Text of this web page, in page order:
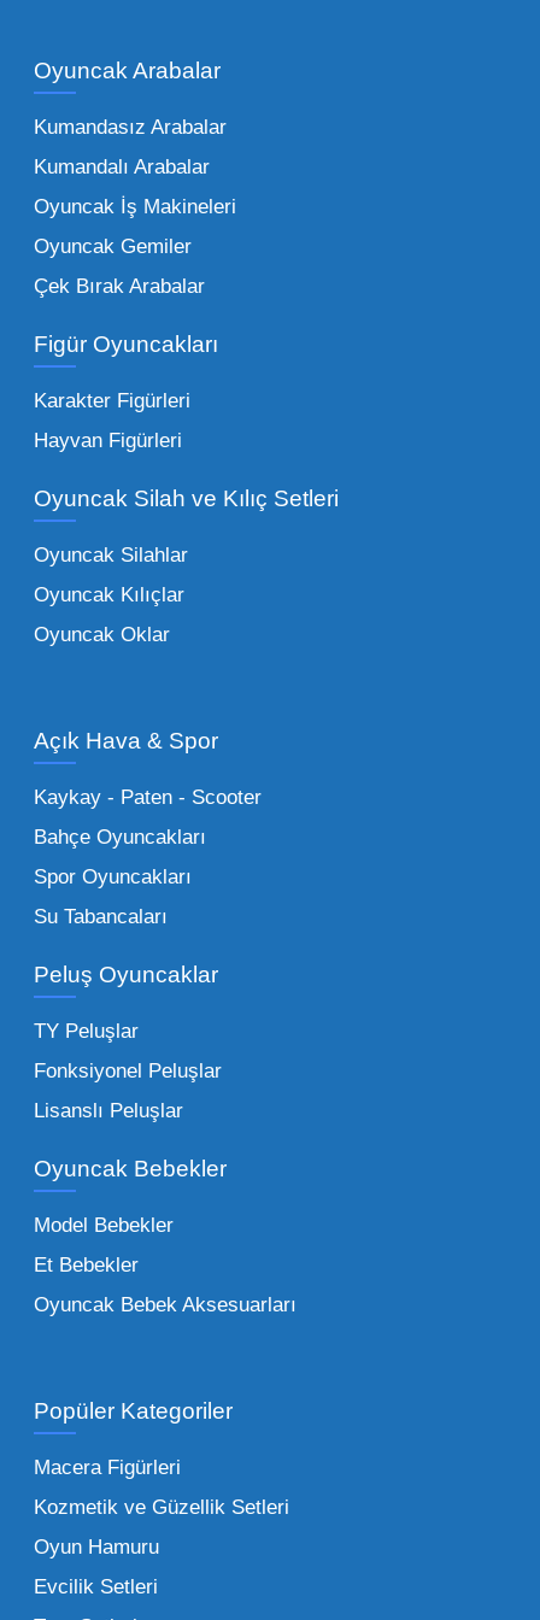
kadar zengindir. Bir mağazanın veya eğitim
çeşitliliği ile doğru orantılıdır. İşte Mega
Oyuncak bünyesinde öne çıkan ve en çok
tercih edilen kategorilerimiz:
Peluş Oyuncaklar:
vazgeçilmezi olan yumuşak dokulu sevilen
seçeneklerimizi keşfederek koleksiyonunuza
en sevilen karakterleri ekleyebilirsiniz.
Eğitici Setler:
tarafından tercih edilentoptan eğitici
ebeveynlerin son yıllarda en çok satın aldığı
ürün grupları arasında yer almaktadır.
Oyuncak Araçlar:
stok imkanımızla sunulmaktadır.
Küçük Oyuncaklar:
sağlayan toptan küçük oyuncaklar, bakkallar,
Bu kategorideki küçük oyuncaklar toptan
alımlarda çok düşük maliyetlerle yüksek
adetli stok yapmanıza olanak tanır. Özellikle
sürpriz paketler ve figürler, çocukların
harçlıklarıyla kolayca alabildiği ürünlerdir.
Çocuk Oyuncakları Toptan Seçenekleri:
Bebeklik döneminden ergenliğe kadar geniş
toptan tedariği yaparken, piyasadaki en son
figürlerden geleneksel oyun setlerine kadar
her şeyi portföyümüzde bulabilirsiniz.
İşletmeler için toptan oyuncak satış ve alımı
şüphesiz ki birim maliyetin düşmesidir.
Oyuncak toptan kanalına geçildiğinde,
perakende satış fiyatı ile alış fiyatı arasındaki
makas açılır ve bu da ciddi kâr marjları elde
Oyuncak Arabalar
Kumandasız Arabalar
Kumandalı Arabalar
Oyuncak İş Makineleri
Oyuncak Gemiler
Çek Bırak Arabalar
Figür Oyuncakları
Karakter Figürleri
Hayvan Figürleri
Oyuncak Silah ve Kılıç Setleri
Oyuncak Silahlar
Oyuncak Kılıçlar
Oyuncak Oklar
Açık Hava & Spor
Kaykay - Paten - Scooter
Bahçe Oyuncakları
Spor Oyuncakları
Su Tabancaları
Peluş Oyuncaklar
TY Peluşlar
Fonksiyonel Peluşlar
Lisanslı Peluşlar
Oyuncak Bebekler
Model Bebekler
Et Bebekler
Oyuncak Bebek Aksesuarları
Popüler Kategoriler
Macera Figürleri
Kozmetik ve Güzellik Setleri
Oyun Hamuru
Evcilik Setleri